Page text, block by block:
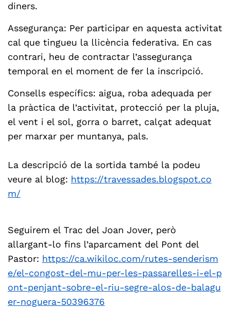
diners.
Assegurança: Per participar en aquesta activitat
cal que tingueu la llicència federativa. En cas
contrari, heu de contractar l’assegurança
temporal en el moment de fer la inscripció.
Consells específics: aigua, roba adequada per
la pràctica de l’activitat, protecció per la pluja,
el vent i el sol, gorra o barret, calçat adequat
per marxar per muntanya, pals.
La descripció de la sortida també la podeu
veure al blog: https://travessades.blogspot.co
m/
Seguirem el Trac del Joan Jover, però
allargant-lo fins l’aparcament del Pont del
Pastor: https://ca.wikiloc.com/rutes-senderism
e/el-congost-del-mu-per-les-passarelles-i-el-p
ont-penjant-sobre-el-riu-segre-alos-de-balagu
er-noguera-50396376